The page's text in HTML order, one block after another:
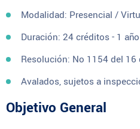
Modalidad: Presencial /
Duración: 24 créditos - 1 año
Resolución: No 1154 del 16
Avalados, sujetos a
Objetivo General